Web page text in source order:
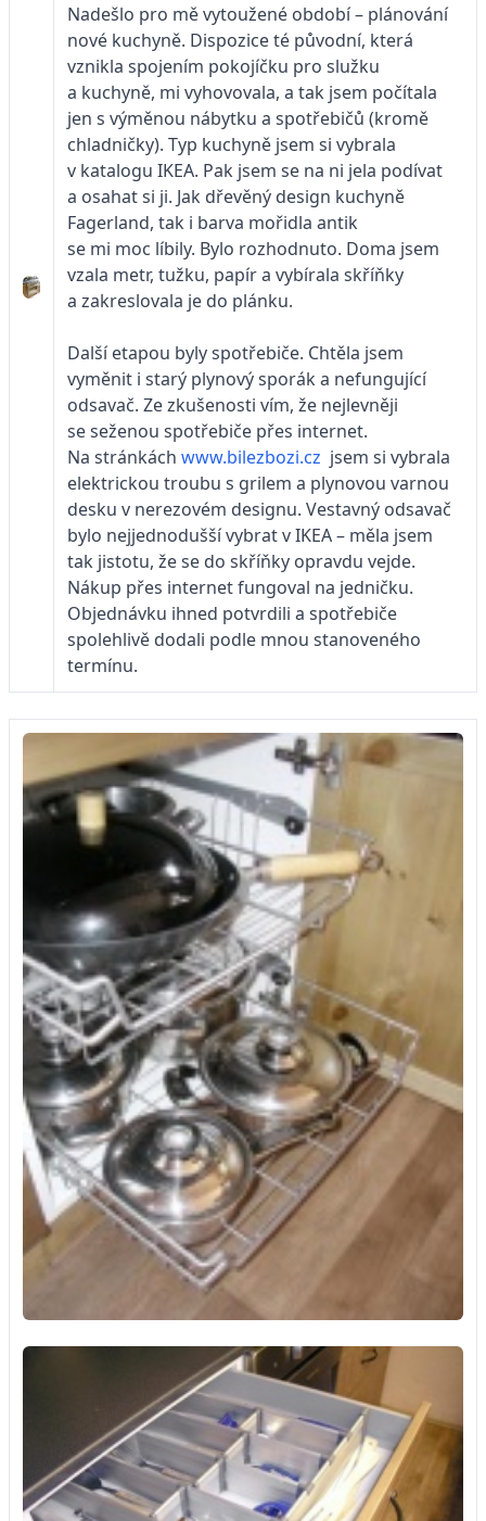
Nadešlo pro mě vytoužené období – plánování
nové ku­chyně. Dispozice té původní, která
vznikla spojením pokojíčku pro služku
a kuchyně, mi vyhovovala, a tak jsem počítala
jen s výměnou nábytku a spotřebičů (kromě
chladničky). Typ kuchyně jsem si vybrala
v katalogu IKEA. Pak jsem se na ni jela podívat
a osahat si ji. Jak dřevěný design kuchyně
Fagerland, tak i barva mořidla antik
se mi moc líbily. Bylo rozhodnuto. Doma jsem
vzala metr, tužku, papír a vybírala skříňky
a zakreslovala je do plánku.
Další etapou byly spotřebiče. Chtěla jsem
vyměnit i starý plynový sporák a nefungující
odsavač. Ze zkušenosti vím, že nejlevněji
se seženou spotřebiče přes internet.
Na stránkách www.bilezbozi.cz jsem si vybrala
elektrickou troubu s grilem a plynovou varnou
desku v nerezovém designu. Vestavný odsavač
bylo nejjednodušší vybrat v IKEA – měla jsem
tak jistotu, že se do skříňky opravdu vejde.
Nákup přes internet fungoval na jedničku.
Objednávku ihned potvrdili a spotřebiče
spolehlivě dodali podle mnou stanoveného
termínu.